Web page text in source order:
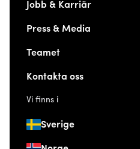
Jobb & Karriär
Press & Media
Teamet
Kontakta oss
Vi finns i
Sverige